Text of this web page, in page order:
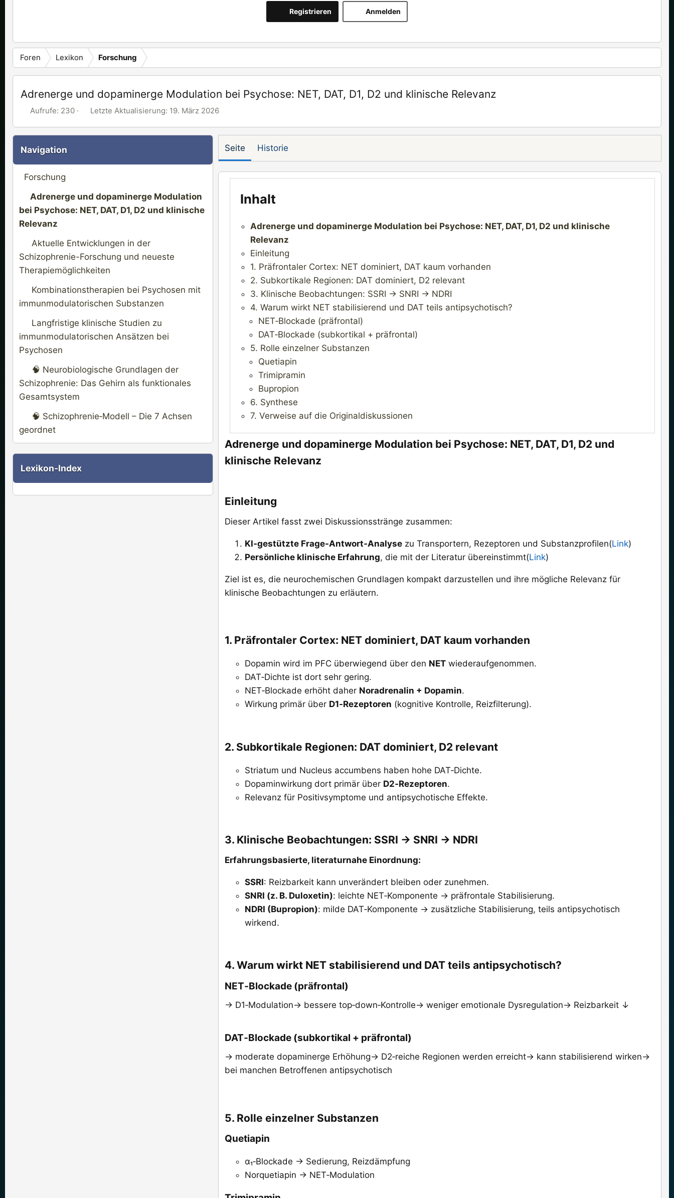
Anmelden
Registrieren
Foren Lexikon Forschung
Adrenerge und dopaminerge Modulation bei Psychose: NET, DAT, D1, D2 und klinische Relevanz
A
f
r
e
Aufrufe: 230
L
t
k
t
l
i
s
e
r
n
g
Letzte Aktualisierung: 19. März 2026
Navigation
Forschung
Adrenerge und dopaminerge Modulation
bei Psychose: NET, DAT, D1, D2 und klinische
Relevanz
Aktuelle Entwicklungen in der
Schizophrenie-Forschung und neueste
Therapiemöglichkeiten
Kombinationstherapien bei Psychosen mit
immunmodulatorischen Substanzen
Langfristige klinische Studien zu
immunmodulatorischen Ansätzen bei
Psychosen
🧠 Neurobiologische Grundlagen der
Schizophrenie: Das Gehirn als funktionales
Gesamtsystem
🧠 Schizophrenie‑Modell – Die 7 Achsen
geordnet
Lexikon-Index
Seite Historie
Inhalt
Adrenerge und dopaminerge Modulation bei Psychose: NET, DAT, D1, D2 und klinische
Relevanz
Einleitung
1. Präfrontaler Cortex: NET dominiert, DAT kaum vorhanden
2. Subkortikale Regionen: DAT dominiert, D2 relevant
3. Klinische Beobachtungen: SSRI → SNRI → NDRI
4. Warum wirkt NET stabilisierend und DAT teils antipsychotisch?
NET‑Blockade (präfrontal)
DAT‑Blockade (subkortikal + präfrontal)
5. Rolle einzelner Substanzen
Quetiapin
Trimipramin
Bupropion
6. Synthese
7. Verweise auf die Originaldiskussionen
Adrenerge und dopaminerge Modulation bei Psychose: NET, DAT, D1, D2 und
klinische Relevanz
Einleitung​
Dieser Artikel fasst zwei Diskussionsstränge zusammen:
KI‑gestützte Frage‑Antwort‑Analyse zu Transportern, Rezeptoren und Substanzprofilen(Link)
Persönliche klinische Erfahrung, die mit der Literatur übereinstimmt(Link)
Ziel ist es, die neurochemischen Grundlagen kompakt darzustellen und ihre mögliche Relevanz für
klinische Beobachtungen zu erläutern.
1. Präfrontaler Cortex: NET dominiert, DAT kaum vorhanden​
Dopamin wird im PFC überwiegend über den NET wiederaufgenommen.
DAT‑Dichte ist dort sehr gering.
NET‑Blockade erhöht daher Noradrenalin + Dopamin.
Wirkung primär über D1‑Rezeptoren (kognitive Kontrolle, Reizfilterung).
2. Subkortikale Regionen: DAT dominiert, D2 relevant​
Striatum und Nucleus accumbens haben hohe DAT‑Dichte.
Dopaminwirkung dort primär über D2‑Rezeptoren.
Relevanz für Positivsymptome und antipsychotische Effekte.
3. Klinische Beobachtungen: SSRI → SNRI → NDRI​
Erfahrungsbasierte, literaturnahe Einordnung:
SSRI: Reizbarkeit kann unverändert bleiben oder zunehmen.
SNRI (z. B. Duloxetin): leichte NET‑Komponente → präfrontale Stabilisierung.
NDRI (Bupropion): milde DAT‑Komponente → zusätzliche Stabilisierung, teils antipsychotisch
wirkend.
4. Warum wirkt NET stabilisierend und DAT teils antipsychotisch?​
NET‑Blockade (präfrontal)​
→ D1‑Modulation→ bessere top‑down‑Kontrolle→ weniger emotionale Dysregulation→ Reizbarkeit ↓
DAT‑Blockade (subkortikal + präfrontal)​
→ moderate dopaminerge Erhöhung→ D2‑reiche Regionen werden erreicht→ kann stabilisierend wirken→
bei manchen Betroffenen antipsychotisch
5. Rolle einzelner Substanzen​
Quetiapin​
α₁‑Blockade → Sedierung, Reizdämpfung
Norquetiapin → NET‑Modulation